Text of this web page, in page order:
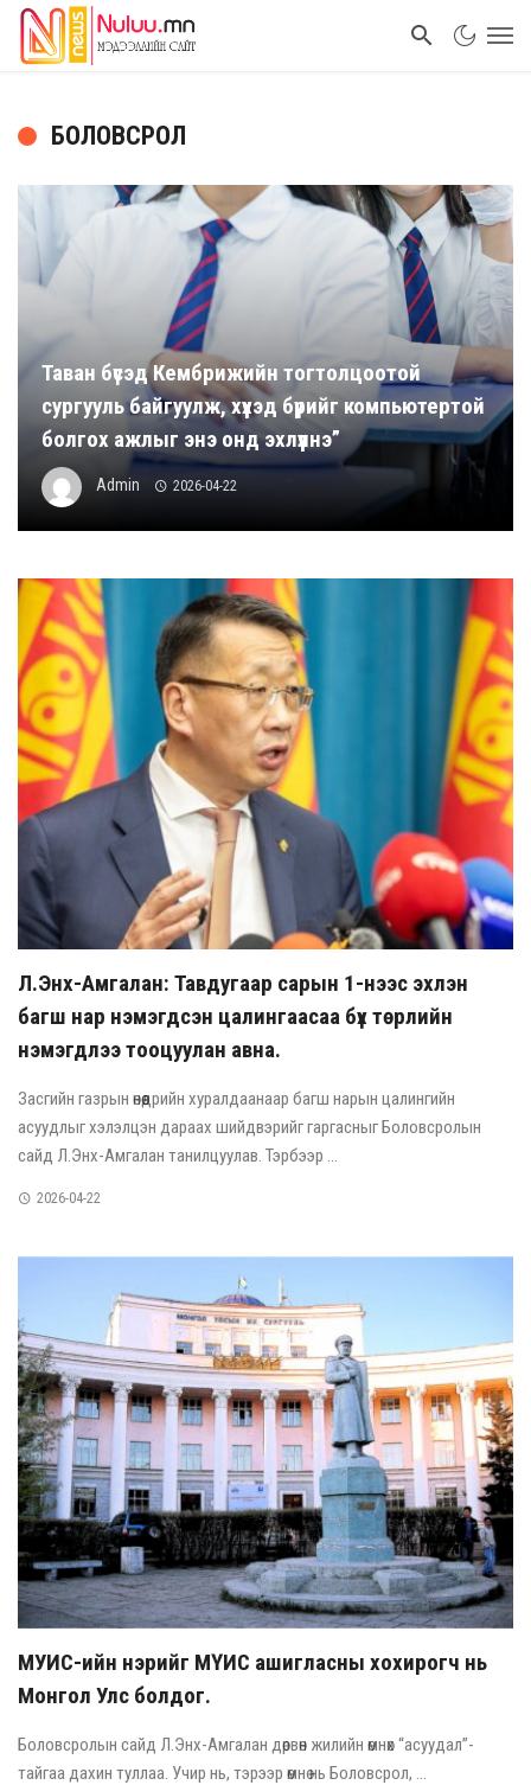
БОЛОВСРОЛ
Таван бүсэд Кембрижийн тогтолцоотой
сургууль байгуулж, хүүхэд бүрийг компьютертой
болгох ажлыг энэ онд эхлүүлнэ”
Admin 2026-04-22
Л.Энх-Амгалан: Тавдугаар сарын 1-нээс эхлэн
багш нар нэмэгдсэн цалингаасаа бүх төрлийн
нэмэгдлээ тооцуулан авна.
Засгийн газрын өнөөдрийн хуралдаанаар багш нарын цалингийн
асуудлыг хэлэлцэн дараах шийдвэрийг гаргасныг Боловсролын
сайд Л.Энх-Амгалан танилцуулав. Тэрбээр ...
2026-04-22
МУИС-ийн нэрийг МҮИС ашигласны хохирогч нь
Монгол Улс болдог.
Боловсролын сайд Л.Энх-Амгалан дөрвөн жилийн өмнөх “асуудал”-
тайгаа дахин туллаа. Учир нь, тэрээр өмнө нь Боловсрол, ...